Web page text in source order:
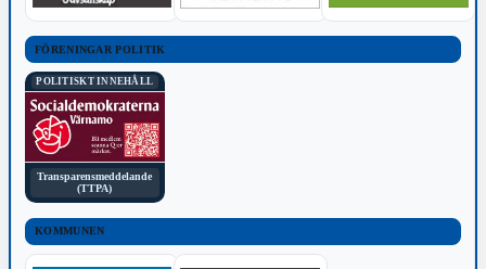
FÖRENINGAR POLITIK
POLITISKT INNEHÅLL
Transparensmeddelande
(TTPA)
KOMMUNEN